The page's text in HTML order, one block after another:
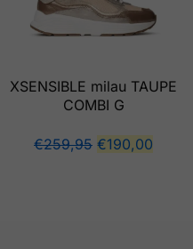
XSENSIBLE milau TAUPE
COMBI G
€259,95 €190,00